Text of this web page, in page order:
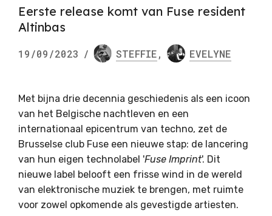
Eerste release komt van Fuse resident
Altinbas
19/09/2023 / STEFFIE, EVELYNE
Met bijna drie decennia geschiedenis als een icoon
van het Belgische nachtleven en een
internationaal epicentrum van techno, zet de
Brusselse club Fuse een nieuwe stap: de lancering
van hun eigen technolabel 'Fuse Imprint'. Dit
nieuwe label belooft een frisse wind in de wereld
van elektronische muziek te brengen, met ruimte
voor zowel opkomende als gevestigde artiesten.